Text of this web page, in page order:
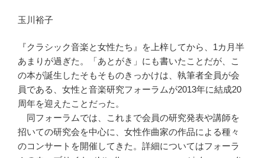
玉川裕子
『クラシック音楽と女性たち』を上梓してから、1カ月半
あまりが過ぎた。「あとがき」にも書いたことだが、こ
の本が誕生したそもそものきっかけは、執筆者全員が会
員である、女性と音楽研究フォーラムが2013年に結成20
周年を迎えたことだった。
同フォーラムでは、これまで会員の研究発表や講師を
招いての研究会を中心に、女性作曲家の作品による種々
のコンサートを開催してきた。詳細についてはフォーラ